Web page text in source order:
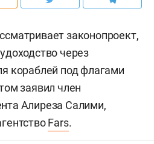
законопроект,
через
кораблей под флагами
заявил член
Алиреза Салими,
Fars.